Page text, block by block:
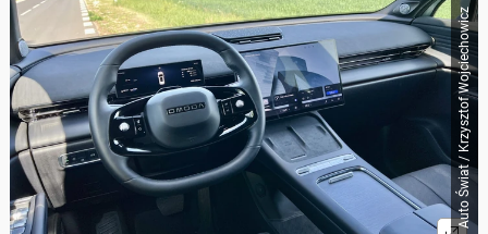
Auto Świat / Krzysztof Wojciechowicz